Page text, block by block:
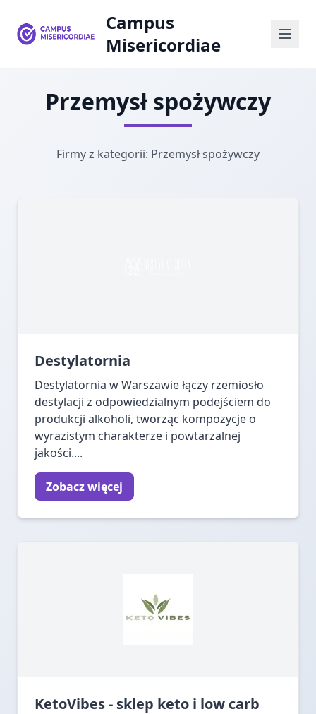
Campus
Misericordiae
Przemysł spożywczy
Firmy z kategorii: Przemysł spożywczy
Destylatornia
Destylatornia w Warszawie łączy rzemiosło
destylacji z odpowiedzialnym podejściem do
produkcji alkoholi, tworząc kompozycje o
wyrazistym charakterze i powtarzalnej
jakości....
Zobacz więcej
KetoVibes - sklep keto i low carb